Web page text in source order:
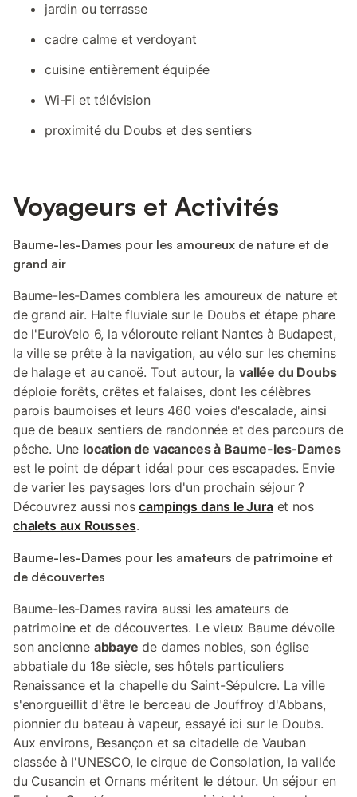
jardin ou terrasse
cadre calme et verdoyant
cuisine entièrement équipée
Wi-Fi et télévision
proximité du Doubs et des sentiers
Voyageurs et Activités
Baume-les-Dames pour les amoureux de nature et de
grand air
Baume-les-Dames comblera les amoureux de nature et
de grand air. Halte fluviale sur le Doubs et étape phare
de l'EuroVelo 6, la véloroute reliant Nantes à Budapest,
la ville se prête à la navigation, au vélo sur les chemins
de halage et au canoë. Tout autour, lavallée du Doubs
déploie forêts, crêtes et falaises, dont les célèbres
parois baumoises et leurs 460 voies d'escalade, ainsi
que de beaux sentiers de randonnée et des parcours de
pêche. Une location de vacances à Baume-les-Dames
est le point de départ idéal pour ces escapades. Envie
de varier les paysages lors d'un prochain séjour ?
Découvrez aussi noscampings dans le Juraet nos
chalets aux Rousses.
Baume-les-Dames pour les amateurs de patrimoine et
de découvertes
Baume-les-Dames ravira aussi les amateurs de
patrimoine et de découvertes. Le vieux Baume dévoile
son ancienne abbaye de dames nobles, son église
abbatiale du 18e siècle, ses hôtels particuliers
Renaissance et la chapelle du Saint-Sépulcre. La ville
s'enorgueillit d'être le berceau de Jouffroy d'Abbans,
pionnier du bateau à vapeur, essayé ici sur le Doubs.
Aux environs, Besançon et sa citadelle de Vauban
classée à l'UNESCO, le cirque de Consolation, la vallée
du Cusancin et Ornans méritent le détour. Un séjour en